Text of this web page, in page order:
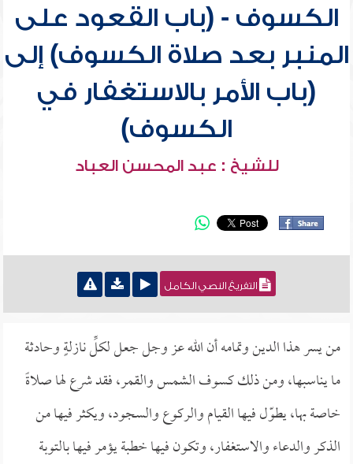
الكسوف - (باب القعود على
المنبر بعد صلاة الكسوف) إلى
(باب الأمر بالاستغفار في
الكسوف)
للشيخ : عبد المحسن العباد
التفريغ النصي الكامل
من يسر هذا الدين وتمامه أن الله عز وجل جعل لكلِّ نازلةٍ وحادثة
ما يناسبها، ومن ذلك كسوف الشمس والقمر، فقد شرع لها صلاةً
خاصة بها، يطوّل فيها القيام والركوع والسجود، ويكثر فيها من
الذكر والدعاء والاستغفار، وتكون فيها خطبة يؤمر فيها بالتوبة